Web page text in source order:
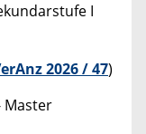
I
2026 / 47)
Master